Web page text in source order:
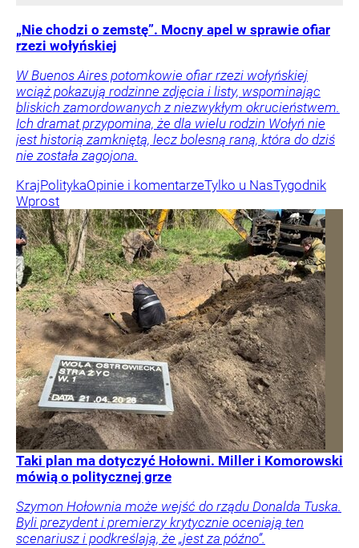
„Nie chodzi o zemstę”. Mocny apel w sprawie ofiar
rzezi wołyńskiej
W Buenos Aires potomkowie ofiar rzezi wołyńskiej
wciąż pokazują rodzinne zdjęcia i listy, wspominając
bliskich zamordowanych z niezwykłym okrucieństwem.
Ich dramat przypomina, że dla wielu rodzin Wołyń nie
jest historią zamkniętą, lecz bolesną raną, która do dziś
nie została zagojona.
KrajPolitykaOpinie i komentarzeTylko u NasTygodnik
Wprost
Taki plan ma dotyczyć Hołowni. Miller i Komorowski
mówią o politycznej grze
Szymon Hołownia może wejść do rządu Donalda Tuska.
Byli prezydent i premierzy krytycznie oceniają ten
scenariusz i podkreślają, że „jest za późno”.